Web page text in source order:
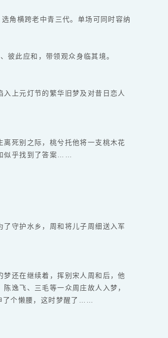
角横跨老中青三代。单场可同时容纳
彼此应和，带领观众身临其境。
上元灯节的繁华旧梦及对昔日恋人
死别之际，桃兮托他将一支桃木花
似乎找到了答案……
守护水乡，周和将儿子周细送入军
还在继续着，挥别宋人周和后，他
逸飞、三毛等一众周庄故人入梦，
了个懒腰，这时梦醒了……